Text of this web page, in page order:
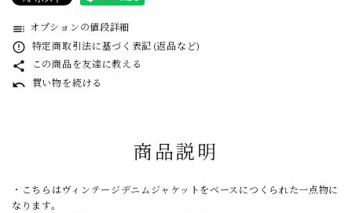
toc オプションの値段詳細
error_outline 特定商取引法に基づく表記 (返品など)
share この商品を友達に教える
undo 買い物を続ける
商品説明
・こちらはヴィンテージデニムジャケットをベースにつくられた一点物に
なります。